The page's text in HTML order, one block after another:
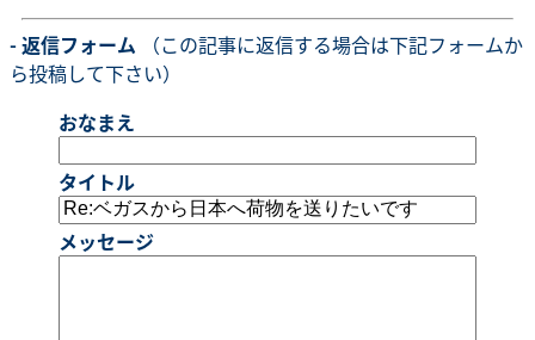
- 返信フォーム （この記事に返信する場合は下記フォームか
ら投稿して下さい）
おなまえ
タイトル
メッセージ